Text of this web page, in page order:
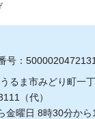
号：5000020472131
るま市みどり町一
（代）
金曜日 8時30分か